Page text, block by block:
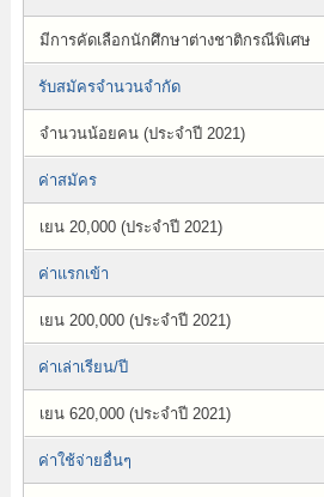
มีการคัดเลือกนักศึกษาต่างชาติกรณีพิเศษ
รับสมัครจำนวนจำกัด
จำนวนน้อยคน (ประจำปี 2021)
ค่าสมัคร
เยน 20,000 (ประจำปี 2021)
ค่าแรกเข้า
เยน 200,000 (ประจำปี 2021)
ค่าเล่าเรียน/ปี
เยน 620,000 (ประจำปี 2021)
ค่าใช้จ่ายอื่นๆ